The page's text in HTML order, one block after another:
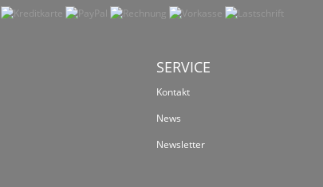
SERVICE
Kontakt
News
Newsletter